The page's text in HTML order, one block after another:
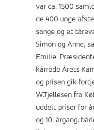
var ca. 1500
de 400 unge
sange og et
Simon og Anne,
Emilie.
kårrede Årets
og prisen gik
W.Tjellesen fra
uddelt priser for
og 10. årgang,